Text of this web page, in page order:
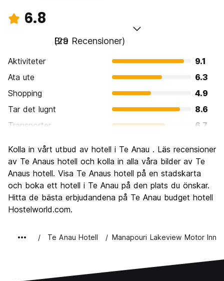
6.8
Bra
(29 Recensioner)
Aktiviteter
9.1
Ata ute
6.3
Shopping
4.9
Tar det lugnt
8.6
Transporter
6.7
Kultur
5.7
Festa
4.0
Värde för pengarna
7.4
Kolla in vårt utbud av hotell i Te Anau . Läs recensioner
av Te Anaus hotell och kolla in alla våra bilder av Te
Anaus hotell. Visa Te Anaus hotell på en stadskarta
och boka ett hotell i Te Anau på den plats du önskar.
Hitta de bästa erbjudandena på Te Anau budget hotell
Hostelworld.com.
Te Anau Hotell Manapouri Lakeview Motor Inn